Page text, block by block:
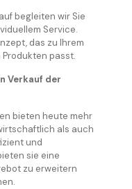
begleiten wir Sie
Service.
das zu Ihrem
passt.
Verkauf der
bieten heute mehr
als auch
und
sie eine
zu erweitern